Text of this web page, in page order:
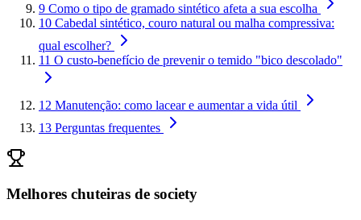
9 Como o tipo de gramado sintético afeta a sua escolha
10 Cabedal sintético, couro natural ou malha compressiva:
qual escolher?
11 O custo-benefício de prevenir o temido "bico descolado"
12 Manutenção: como lacear e aumentar a vida útil
13 Perguntas frequentes
Melhores chuteiras de society